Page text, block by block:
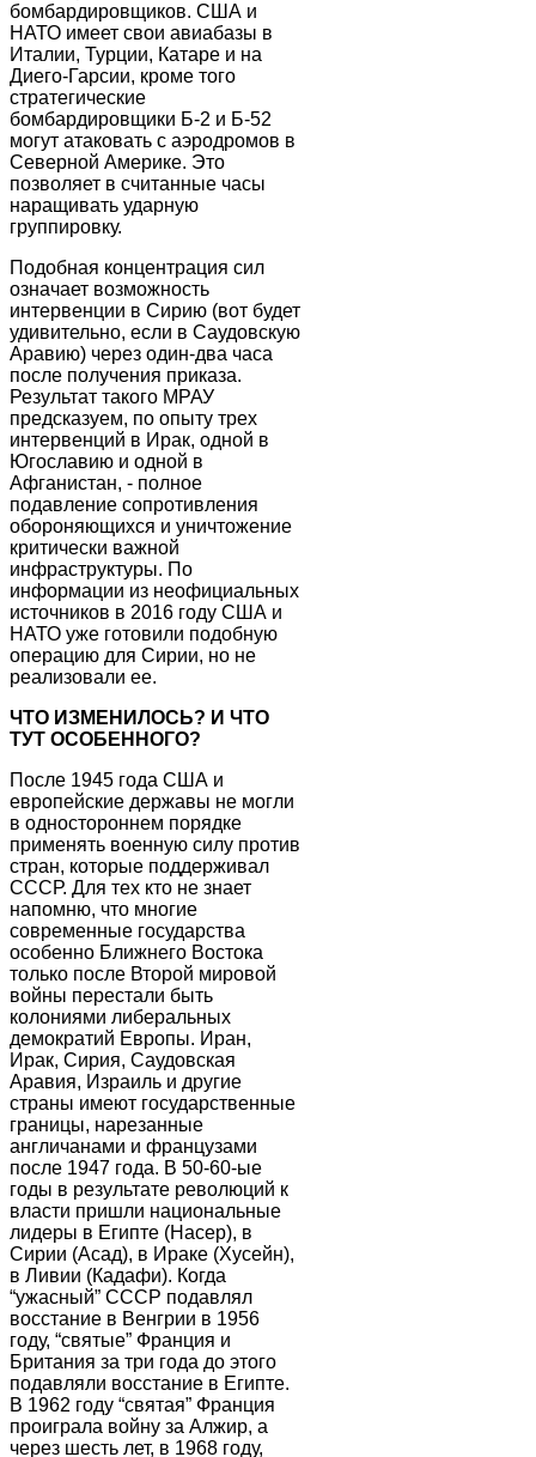
бомбардировщиков. США и
НАТО имеет свои авиабазы в
Италии, Турции, Катаре и на
Диего-Гарсии, кроме того
стратегические
бомбардировщики Б-2 и Б-52
могут атаковать с аэродромов в
Северной Америке. Это
позволяет в считанные часы
наращивать ударную
группировку.
Подобная концентрация сил
означает возможность
интервенции в Сирию (вот будет
удивительно, если в Саудовскую
Аравию) через один-два часа
после получения приказа.
Результат такого МРАУ
предсказуем, по опыту трех
интервенций в Ирак, одной в
Югославию и одной в
Афганистан, - полное
подавление сопротивления
обороняющихся и уничтожение
критически важной
инфраструктуры. По
информации из неофициальных
источников в 2016 году США и
НАТО уже готовили подобную
операцию для Сирии, но не
реализовали ее.
ЧТО ИЗМЕНИЛОСЬ? И ЧТО
ТУТ ОСОБЕННОГО?
После 1945 года США и
европейские державы не могли
в одностороннем порядке
применять военную силу против
стран, которые поддерживал
СССР. Для тех кто не знает
напомню, что многие
современные государства
особенно Ближнего Востока
только после Второй мировой
войны перестали быть
колониями либеральных
демократий Европы. Иран,
Ирак, Сирия, Саудовская
Аравия, Израиль и другие
страны имеют государственные
границы, нарезанные
англичанами и французами
после 1947 года. В 50-60-ые
годы в результате революций к
власти пришли национальные
лидеры в Египте (Насер), в
Сирии (Асад), в Ираке (Хусейн),
в Ливии (Кадафи). Когда
“ужасный” СССР подавлял
восстание в Венгрии в 1956
году, “святые” Франция и
Британия за три года до этого
подавляли восстание в Египте.
В 1962 году “святая” Франция
проиграла войну за Алжир, а
через шесть лет, в 1968 году,